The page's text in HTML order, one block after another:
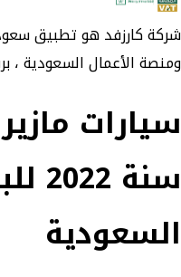
شركةكارزفدهو تطبيق
ومنصة الأعمال السعودية ،
سيارات
السعودية